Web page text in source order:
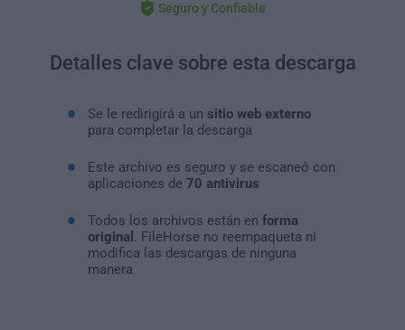
Seguro y Confiable
Detalles clave sobre esta descarga
Se le redirigirá a un sitio web externo
para completar la descarga
Este archivo es seguro y se escaneó con
aplicaciones de 70 antivirus
Todos los archivos están en forma
original
. FileHorse no reempaqueta ni
modifica las descargas de ninguna
manera